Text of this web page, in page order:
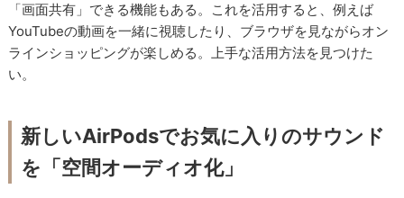
「画面共有」できる機能もある。これを活用すると、例えば
YouTubeの動画を一緒に視聴したり、ブラウザを見ながらオン
ラインショッピングが楽しめる。上手な活用方法を見つけた
い。
新しいAirPodsでお気に入りのサウンド
を「空間オーディオ化」